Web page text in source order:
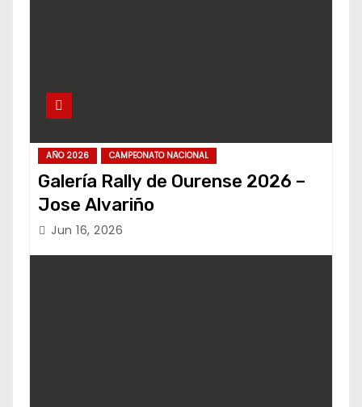
AÑO 2026 CAMPEONATO NACIONAL
Galería Rally de Ourense 2026 –
Jose Alvariño
Jun 16, 2026